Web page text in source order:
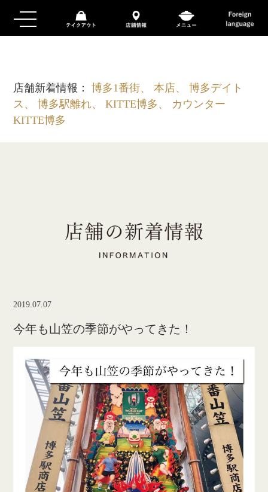
店舗新着情報：博多1番街、 本店、 博多デイト
ス、 博多駅離れ、 KITTE博多、 カウンター
KITTE博多
2019.07.07
今年も山笠の季節がやってきた！